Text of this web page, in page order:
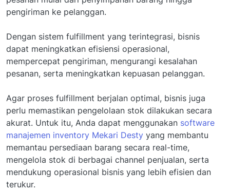
pengiriman ke pelanggan.
Dengan sistem fulfillment yang terintegrasi, bisnis
dapat meningkatkan efisiensi operasional,
mempercepat pengiriman, mengurangi kesalahan
pesanan, serta meningkatkan kepuasan pelanggan.
Agar proses fulfillment berjalan optimal, bisnis juga
perlu memastikan pengelolaan stok dilakukan secara
akurat. Untuk itu, Anda dapat menggunakan software
manajemen inventory Mekari Desty yang membantu
memantau persediaan barang secara real-time,
mengelola stok di berbagai channel penjualan, serta
mendukung operasional bisnis yang lebih efisien dan
terukur.